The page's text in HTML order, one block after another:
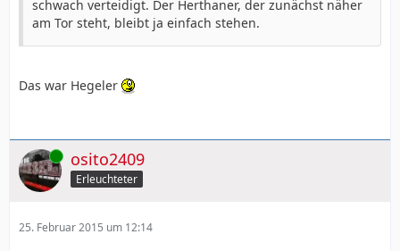
schwach verteidigt. Der Herthaner, der zunächst näher
am Tor steht, bleibt ja einfach stehen.
Das war Hegeler
Online osito2409
Erleuchteter
25. Februar 2015 um 12:14